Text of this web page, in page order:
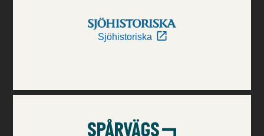
Sjöhistoriska